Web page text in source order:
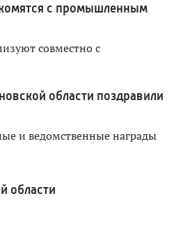
с промышленным
совместно с
области поздравили
и ведомственные награды
области